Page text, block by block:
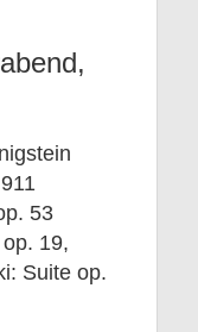
53
19,
Suite op.